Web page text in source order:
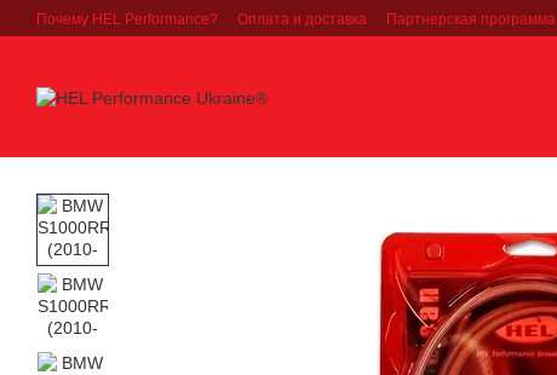
Перейти к основному контенту
Почему HEL Performance? Оплата и доставка Партнерская программа